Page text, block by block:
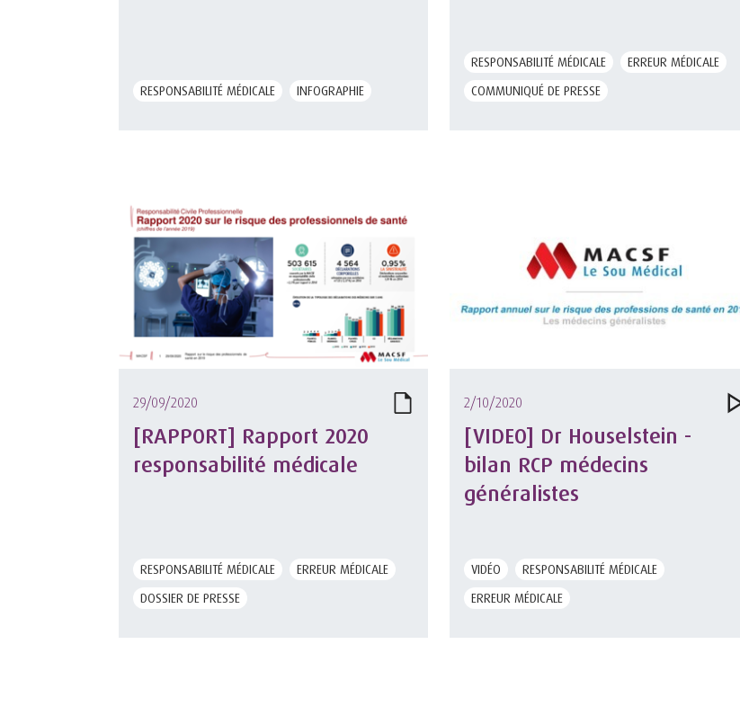
RESPONSABILITÉ MÉDICALE INFOGRAPHIE
RESPONSABILITÉ MÉDICALE
ERREUR MÉDICALE
COMMUNIQUÉ DE PRESSE
29/09/2020
[RAPPORT] Rapport 2020
responsabilité médicale
RESPONSABILITÉ MÉDICALE
ERREUR MÉDICALE
DOSSIER DE PRESSE
2/10/2020
[VIDEO] Dr Houselstein -
bilan RCP médecins
généralistes
VIDÉO
RESPONSABILITÉ MÉDICALE
ERREUR MÉDICALE